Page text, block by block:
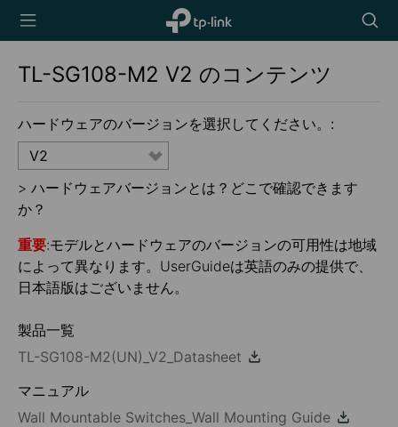
TP-Link,
Reliably
icon
TL-SG108-M2 V2 のコンテンツ
ハードウェアのバージョンを選択してください。:
V2
> ハードウェアバージョンとは？どこで確認できます
か？
重要:モデルとハードウェアのバージョンの可用性は地域
によって異なります。UserGuideは英語のみの提供で、
日本語版はございません。
製品一覧
TL-SG108-M2(UN)_V2_Datasheet
マニュアル
Wall Mountable Switches_Wall Mounting Guide